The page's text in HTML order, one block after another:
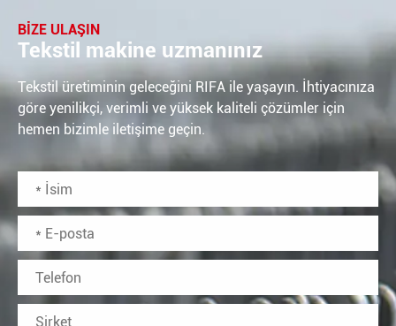
BIZE ULAŞIN
Tekstil makine uzmanınız
Tekstil üretiminin geleceğini RIFA ile yaşayın. İhtiyacınıza
göre yenilikçi, verimli ve yüksek kaliteli çözümler için
hemen bizimle iletişime geçin.